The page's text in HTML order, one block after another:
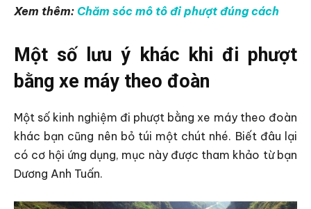
Xem thêm: Chăm sóc mô tô đi phượt đúng cách
Một số lưu ý khác khi đi phượt
bằng xe máy theo đoàn
Một số kinh nghiệm đi phượt bằng xe máy theo đoàn
khác bạn cũng nên bỏ túi một chút nhé. Biết đâu lại
có cơ hội ứng dụng, mục này được tham khảo từ bạn
Dương Anh Tuấn.